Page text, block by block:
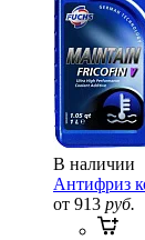
В наличии
Антифриз
от 913 руб.